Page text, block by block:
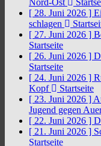
Nord-Ost
[ 28. Juni 2026 ]
schlagen
[ 27. Juni 2026 ]
Startseite
[ 26. Juni 2026 ]
Startseite
[ 24. Juni 2026 ]
Kopf
Startseite
[ 23. Juni 2026 ]
Jugend gegen
[ 22. Juni 2026 ]
[ 21. Juni 2026 ]
Startseite